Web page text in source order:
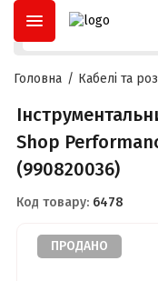
ОПЛАТА ЧАСТИНАМИ
Головна Кабелі та
Shop
(990820036)
Код товару: 6478
ПРОДАНО